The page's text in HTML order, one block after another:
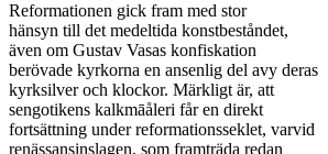
Reformationen gick fram med stor
hänsyn till det medeltida konstbeståndet,
även om Gustav Vasas konfiskation
berövade kyrkorna en ansenlig del avy deras
kyrksilver och klockor. Märkligt är, att
sengotikens kalkmāåleri får en direkt
fortsättning under reformationsseklet, varvid
renässansinslagen, som framträda redan